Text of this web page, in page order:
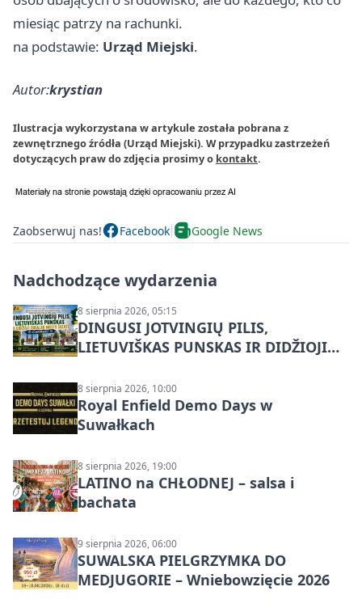
miesiąc patrzy na rachunki.
na podstawie: Urząd Miejski.
Autor:krystian
Ilustracja wykorzystana w artykule została pobrana z
zewnętrznego źródła (Urząd Miejski). W przypadku zastrzeżeń
dotyczących praw do zdjęcia prosimy o kontakt.
Zaobserwuj nas! Facebook Google News
Nadchodzące wydarzenia
8 sierpnia 2026, 05:15
DINGUSI JOTVINGIŲ PILIS,
LIETUVIŠKAS PUNSKAS IR DIDŽIOJI
DZŪKIJOS – jednodienė kelionė
8 sierpnia 2026, 10:00
Royal Enfield Demo Days w
Suwałkach
8 sierpnia 2026, 19:00
LATINO na CHŁODNEJ – salsa i
bachata
9 sierpnia 2026, 06:00
SUWALSKA PIELGRZYMKA DO
MEDJUGORIE – Wniebowzięcie 2026